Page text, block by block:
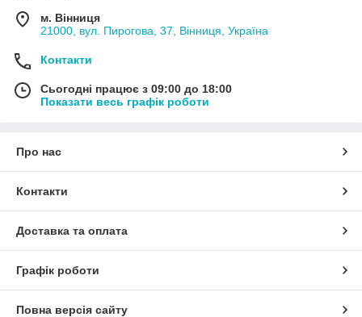
м. Вінниця
21000, вул. Пирогова, 37, Вінниця, Україна
Контакти
Сьогодні працює з 09:00 до 18:00
Показати весь графік роботи
Про нас
Контакти
Доставка та оплата
Графік роботи
Повна версія сайту